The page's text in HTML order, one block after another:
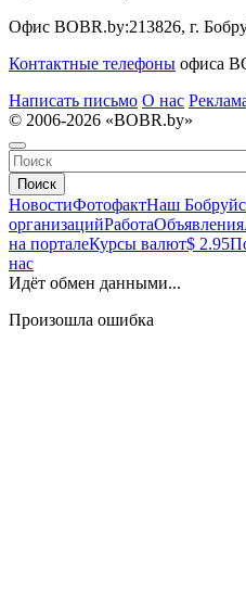
Офис BOBR.by:213826, г.
Контактные телефоны офиса
Написать письмо О нас
© 2006-2026 «BOBR.by»
Поиск
НовостиФотофактНаш
организацийРаботаОбъявления
на порталеКурсы валют$ 2.95
нас
Идёт обмен данными...
Произошла ошибка